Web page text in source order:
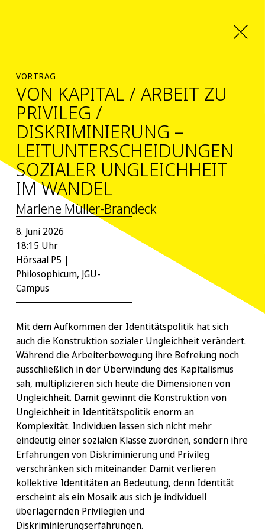
VORTRAG
VON KAPITAL / ARBEIT ZU
PRIVILEG /
DISKRIMINIERUNG –
LEITUNTERSCHEIDUNGEN
SOZIALER UNGLEICHHEIT
IM WANDEL
Marlene Müller-Brandeck
8. Juni 2026
18:15 Uhr
Hörsaal P5 |
Philosophicum, JGU-
Campus
Mit dem Aufkommen der Identitätspolitik hat sich
auch die Konstruktion sozialer Ungleichheit verändert.
Während die Arbeiterbewegung ihre Befreiung noch
ausschließlich in der Überwindung des Kapitalismus
sah, multiplizieren sich heute die Dimensionen von
Ungleichheit. Damit gewinnt die Konstruktion von
Ungleichheit in Identitätspolitik enorm an
Komplexität. Individuen lassen sich nicht mehr
eindeutig einer sozialen Klasse zuordnen, sondern ihre
Erfahrungen von Diskriminierung und Privileg
verschränken sich miteinander. Damit verlieren
kollektive Identitäten an Bedeutung, denn Identität
erscheint als ein Mosaik aus sich je individuell
überlagernden Privilegien und
Diskriminierungserfahrungen.